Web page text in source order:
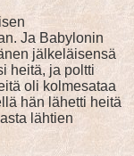
Ja Babylonin
jälkeläisensä
heitä, ja poltti
oli kolmesataa
hän lähetti heitä
lähtien